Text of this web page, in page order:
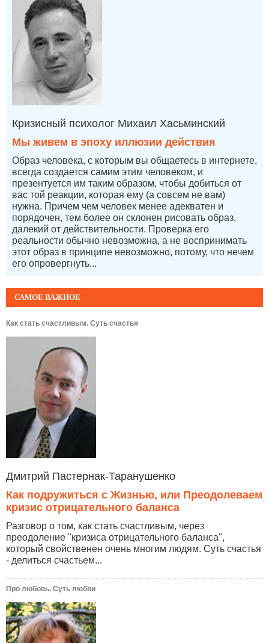
САМОЕ ВАЖНОЕ
Как стать счастливым. Суть счастья
Дмитрий Пастернак-Таранушенко
Как подружиться с Жизнью, или Преодолеваем
кризис отрицательного баланса
Разговор о том, как стать счастливым, через
преодоление "кризиса отрицательного баланса",
который свойственен очень многим людям. Суть счастья
- делиться счастьем...
Про любовь. Суть любви
Кризисный психолог Михаил Хасьминский
Мы живем в эпоху иллюзии действия
Образ человека, с которым вы общаетесь в интернете,
всегда создается самим этим человеком, и
презентуется им таким образом, чтобы добиться от
вас той реакции, которая ему (а совсем не вам)
нужна. Причем чем человек менее адекватен и
порядочен, тем более он склонен рисовать образ,
далекий от действительности. Проверка его
реальности обычно невозможна, а не воспринимать
этот образ в принципе невозможно, потому, что нечем
его опровергнуть...